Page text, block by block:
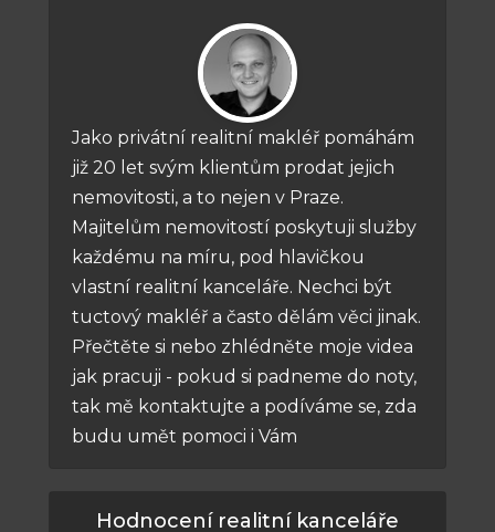
Jako privátní realitní makléř pomáhám
již 20 let svým klientům prodat jejich
nemovitosti, a to nejen v Praze.
Majitelům nemovitostí poskytuji služby
každému na míru, pod hlavičkou
vlastní realitní kanceláře. Nechci být
tuctový makléř a často dělám věci jinak.
Přečtěte si nebo zhlédněte moje videa
jak pracuji - pokud si padneme do noty,
tak mě kontaktujte a podíváme se, zda
budu umět pomoci i Vám
Hodnocení realitní kanceláře